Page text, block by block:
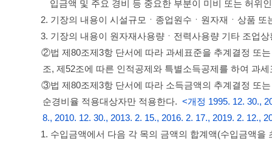
입금액 및 주요 경비 등 중요한 부분이 미비 또는 허위
2. 기장의 내용이 시설규모ㆍ종업원수ㆍ원자재ㆍ상품
3. 기장의 내용이 원자재사용량ㆍ전력사용량 기타 조업
②법 제80조제3항 단서에 따라 과세표준을 추계결정 또
조, 제52조에 따른 인적공제와 특별소득공제를 하여 과
③법 제80조제3항 단서에 따라 소득금액의 추계결정 또
순경비율 적용대상자만 적용한다. <개정 1995. 12. 30.,
8., 2010. 12. 30., 2013. 2. 15., 2016. 2. 17., 2019. 2. 12.,
1. 수입금액에서 다음 각 목의 금액의 합계액(수입금액